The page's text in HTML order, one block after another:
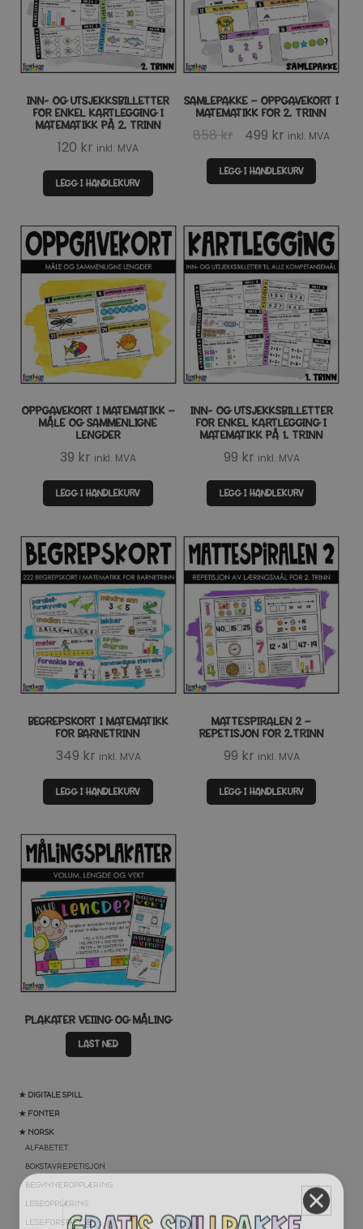
★ DIGITALE SPILL
★ FONTER
★ NORSK
ALFABETET
BOKSTAVREPETISJON
BEGYNNEROPPLÆRING
LESEOPPLÆRING
LESEFORSTÅELSE
INN- OG UTSJEKKSBILLETTER
FOR ENKEL KARTLEGGING I
MATEMATIKK PÅ 2. TRINN
120 kr inkl. MVA
LEGG I HANDLEKURV
SAMLEPAKKE – OPPGAVEKORT I
MATEMATIKK FOR 2. TRINN
858kr
Opprinnelig
pris
var:
499 kr Nåværende
pris
er:
inkl. MVA
LEGG I HANDLEKURV
OPPGAVEKORT I MATEMATIKK –
MÅLE OG SAMMENLIGNE
LENGDER
39 kr inkl. MVA
LEGG I HANDLEKURV
INN- OG UTSJEKKSBILLETTER
FOR ENKEL KARTLEGGING I
MATEMATIKK PÅ 1. TRINN
99 kr inkl. MVA
LEGG I HANDLEKURV
BEGREPSKORT I MATEMATIKK
FOR BARNETRINN
349 kr inkl. MVA
LEGG I HANDLEKURV
MATTESPIRALEN 2 –
REPETISJON FOR 2.TRINN
99 kr inkl. MVA
LEGG I HANDLEKURV
PLAKATER VEIING OG MÅLING
LAST NED